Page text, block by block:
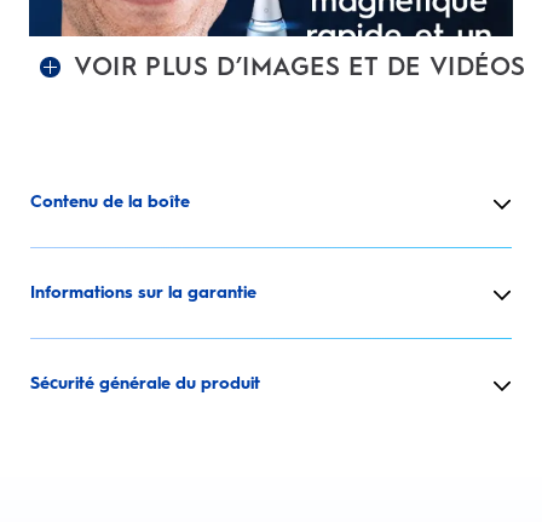
VOIR PLUS D’IMAGES ET DE VIDÉOS
Contenu de la boîte
Informations sur la garantie
Sécurité générale du produit